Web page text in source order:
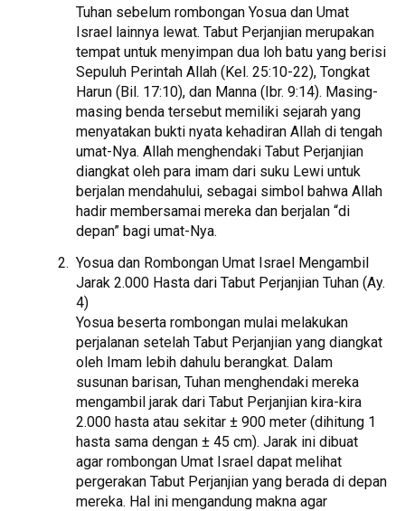
Tuhan sebelum rombongan Yosua dan Umat
Israel lainnya lewat. Tabut Perjanjian merupakan
tempat untuk menyimpan dua loh batu yang berisi
Sepuluh Perintah Allah (Kel. 25:10-22), Tongkat
Harun (Bil. 17:10), dan Manna (Ibr. 9:14). Masing-
masing benda tersebut memiliki sejarah yang
menyatakan bukti nyata kehadiran Allah di tengah
umat-Nya. Allah menghendaki Tabut Perjanjian
diangkat oleh para imam dari suku Lewi untuk
berjalan mendahului, sebagai simbol bahwa Allah
hadir membersamai mereka dan berjalan “di
depan” bagi umat-Nya.
Yosua dan Rombongan Umat Israel Mengambil
Jarak 2.000 Hasta dari Tabut Perjanjian Tuhan (Ay.
4)
Yosua beserta rombongan mulai melakukan
perjalanan setelah Tabut Perjanjian yang diangkat
oleh Imam lebih dahulu berangkat. Dalam
susunan barisan, Tuhan menghendaki mereka
mengambil jarak dari Tabut Perjanjian kira-kira
2.000 hasta atau sekitar ± 900 meter (dihitung 1
hasta sama dengan ± 45 cm). Jarak ini dibuat
agar rombongan Umat Israel dapat melihat
pergerakan Tabut Perjanjian yang berada di depan
mereka. Hal ini mengandung makna agar